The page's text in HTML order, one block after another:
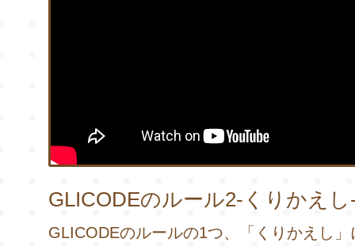
GLICODEのルール2-くりかえし
GLICODEのルールの1つ、「くりかえし